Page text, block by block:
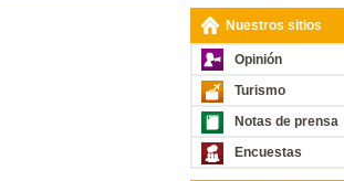
Nuestros sitios
Opinión
Turismo
Notas de prensa
Encuestas